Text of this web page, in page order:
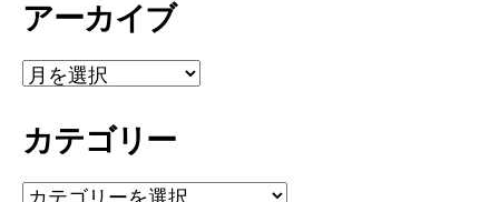
アーカイブ
ア
ー
イ
カテゴリー
カ